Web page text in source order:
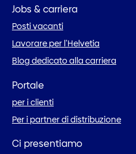
Jobs & carriera
Posti vacanti
Lavorare per l’Helvetia
Blog dedicato alla carriera
Portale
per i clienti
Per i partner di distribuzione
Ci presentiamo